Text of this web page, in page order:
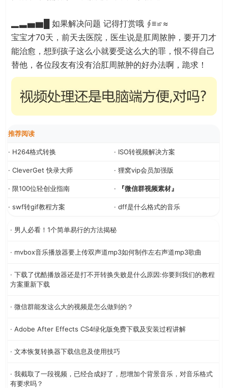
▂▃▅▆█ 如果解决问题 记得打赏哦 ∮≡≌≈
宝宝才70天，前天去医院，医生说是肛周脓肿，要开刀才
能治愈，想到孩子这么小就要受这么大的罪，恨不得自己
替他，各位段友有没有治肛周脓肿的好办法啊，跪求！
推荐阅读
· H264格式转换 · ISO转视频解决方案
· CleverGet 快录大师 · 狸窝vip会员加强版
· 限100位轻创业指南 · 『微信群视频素材』
· swf转gif教程方案 · dff是什么格式的音乐
· 男人必看！1个简单易行的方法揭秘
· mvbox音乐播放器要上传双声道mp3如何制作左右声道mp3歌曲
· 下载了优酷播放器还是打不开转换失败是什么原因:你要到我们的教程
方案重新下载
· 微信群能发这么大的视频是怎么做到的？
· Adobe After Effects CS4绿化版免费下载及安装过程讲解
· 文本恢复转换器下载信息及使用技巧
· 我截取了一段视频，已经合成好了，想增加个背景音乐，对音乐格式
有要求吗？